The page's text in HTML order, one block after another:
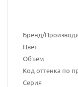
Бренд/
Цвет
Объем
Код оттенка по
Серия